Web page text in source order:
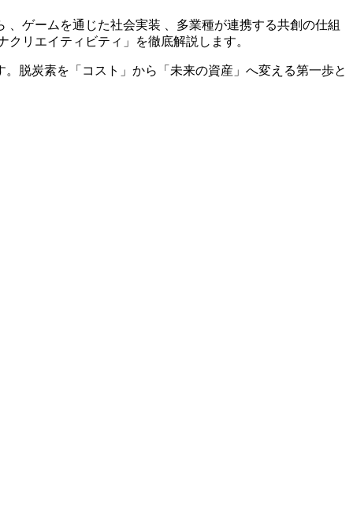
ゲームを通じた社会実装 、多業種が連携する共創の仕組
クリエイティビティ」を徹底解説します。
脱炭素を「コスト」から「未来の資産」へ変える第一歩と